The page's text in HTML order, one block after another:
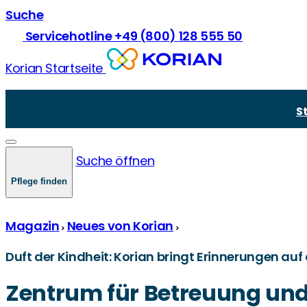
Suche
Servicehotline +49 (800) 128 555 50
Korian Startseite
Vollstationäre Pflege
Demenzpflege
Verhinderungspflege
Junge Pflege
Comorbidität
Über Korian
Unsere Werte
Zukünftige Standorte & Bauprojekte
Pflege und Prävention
Demenz und Pflege
Gesetze und Recht
Pflegegrade
Pflegekasse und -finanzierung
Pflege finden
Suche öffnen
Magazin Neues von Korian
Duft der Kindheit: Korian bringt Erinnerungen auf
Zentrum für Betreuung